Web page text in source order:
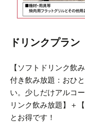
ドリンクプラン
【ソフトドリンク飲
付き飲み放題：おひ
い。 少しだけアルコ
リンク飲み放題】＋
とお得です！